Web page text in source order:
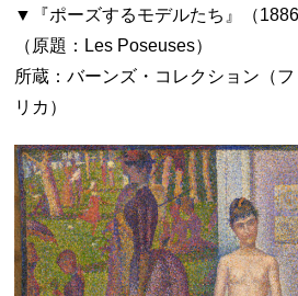
▼『ポーズするモデルたち』（
（原題：Les Poseuses）
所蔵：バーンズ・コレクション（
リカ）